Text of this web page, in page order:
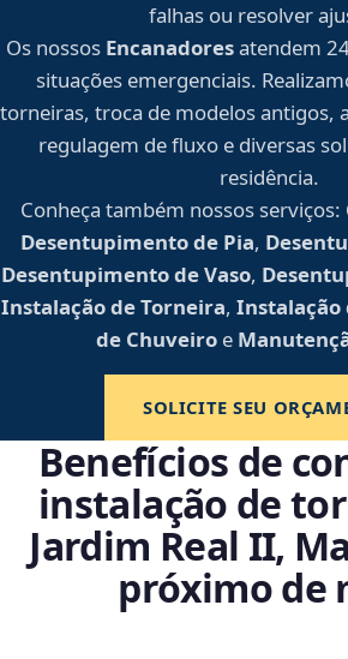
falhas ou resolver
Os nossos Encanadoresatendem
situações emergenciais.
torneiras, troca de modelos antigos,
regulagem de fluxo e diversas
residência.
Conheça também nossos serviços:
Desentupimento de Pia,
Desentupimento de Vaso,
Instalação de Torneira, Instalação
de Chuveiro e
SOLICITE SEU
Benefícios de
instalação de
Jardim Real II,
próximo de